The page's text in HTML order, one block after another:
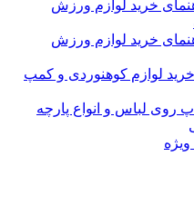
خرید لوازم ورزش
خرید لوازم ورزش
لوازم کوهنوردی و کمپ
روی لباس و انواع پارچه
ویژه